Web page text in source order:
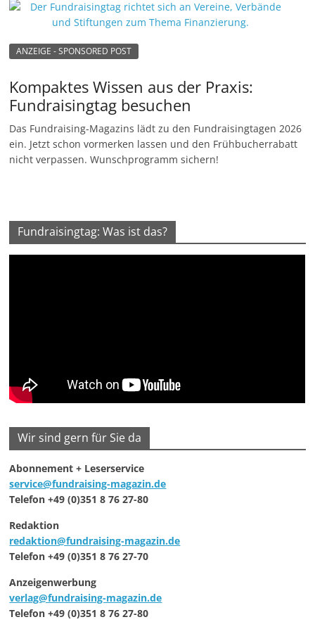
ANZEIGE - SPONSORED POST
Kompaktes Wissen aus der Praxis:
Fundraisingtag besuchen
Das Fundraising-Magazins lädt zu den Fundraisingtagen 2026
ein. Jetzt schon vormerken lassen und den Frühbucherrabatt
nicht verpassen. Wunschprogramm sichern!
Fundraisingtag: Was ist das?
Wir sind gern für Sie da
Abonnement + Leserservice
service@fundraising-magazin.de
Telefon +49 (0)351 8 76 27-80
Redaktion
redaktion@fundraising-magazin.de
Telefon +49 (0)351 8 76 27-70
Anzeigenwerbung
verlag@fundraising-magazin.de
Telefon +49 (0)351 8 76 27-80